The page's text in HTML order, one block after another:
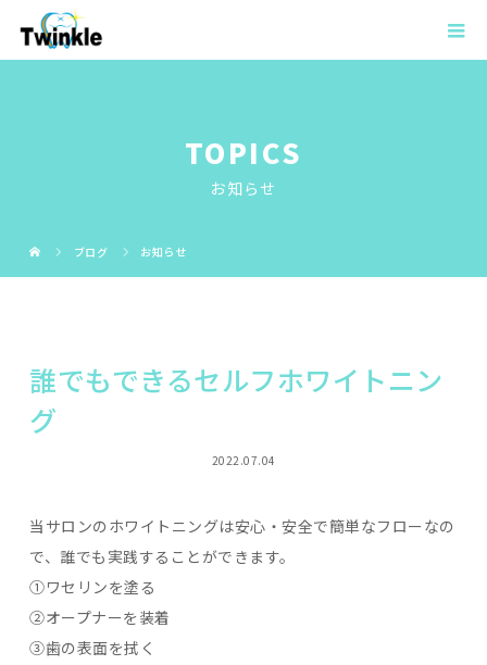
TOPICS
お知らせ
ブログ お知らせ
誰でもできるセルフホワイトニン
グ
2022.07.04
当サロンのホワイトニングは安心・安全で簡単なフローなの
で、誰でも実践することができます。
①ワセリンを塗る
②オープナーを装着
③歯の表面を拭く